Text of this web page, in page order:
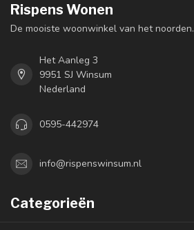
Rispens Wonen
De mooiste woonwinkel van het noorden.
Het Aanleg 3
9951 SJ Winsum
Nederland
0595-442974
info@rispenswinsum.nl
Categorieën